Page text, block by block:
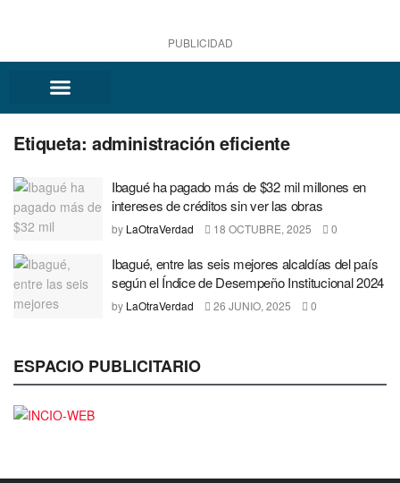
PUBLICIDAD
Etiqueta: administración eficiente
Ibagué ha pagado más de $32 mil millones en
intereses de créditos sin ver las obras
by LaOtraVerdad 18 OCTUBRE, 2025 0
Ibagué, entre las seis mejores alcaldías del país
según el Índice de Desempeño Institucional 2024
by LaOtraVerdad 26 JUNIO, 2025 0
ESPACIO PUBLICITARIO